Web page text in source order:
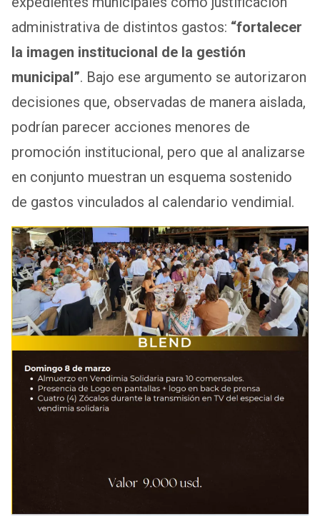
administrativa de distintos gastos: “fortalecer
la imagen institucional de la gestión
municipal”. Bajo ese argumento se autorizaron
decisiones que, observadas de manera aislada,
podrían parecer acciones menores de
promoción institucional, pero que al analizarse
en conjunto muestran un esquema sostenido
de gastos vinculados al calendario vendimial.